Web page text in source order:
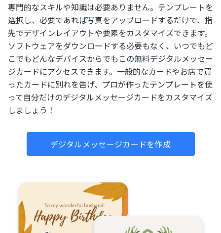
専門的なスキルや知識は必要ありません。テンプレートを
選択し、必要であれば写真をアップロードするだけで、指
先でデザインレイアウトや要素をカスタマイズできます。
ソフトウェアをダウンロードする必要もなく、いつでもど
こでもどんなデバイスからでもこの無料デジタルメッセー
ジカードにアクセスできます。一般的なカードやお店で買
ったカードに別れを告げ、プロが作ったテンプレートを使
って自分だけのデジタルメッセージカードをカスタマイズ
しましょう！
デジタルメッセージカードを作成